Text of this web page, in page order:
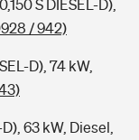
S DIESEL-D),
/ 942)
D), 74 kW,
63 kW, Diesel,